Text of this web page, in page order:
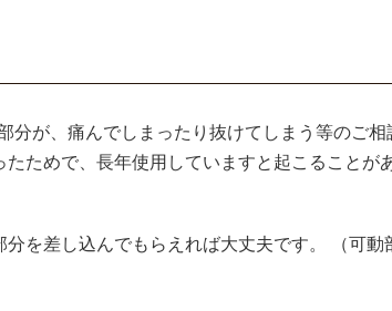
が、痛んでしまったり抜けてしまう等のご相
ためで、長年使用していますと起こることが
を差し込んでもらえれば大丈夫です。 （可動